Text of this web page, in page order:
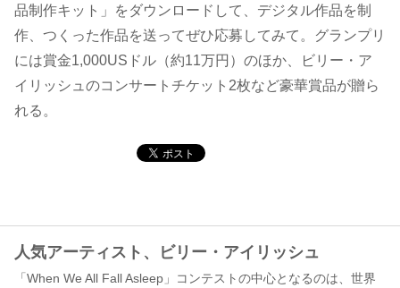
品制作キット」をダウンロードして、デジタル作品を制
作、つくった作品を送ってぜひ応募してみて。グランプリ
には賞金1,000USドル（約11万円）のほか、ビリー・ア
イリッシュのコンサートチケット2枚など豪華賞品が贈ら
れる。
人気アーティスト、ビリー・アイリッシュ
「When We All Fall Asleep」コンテストの中心となるのは、世界
このサイトについて
運営会社
お問い合わせ